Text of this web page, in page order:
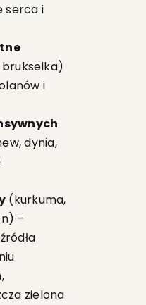
serca i
brukselka)
i
dynia,
(kurkuma,
–
zielona